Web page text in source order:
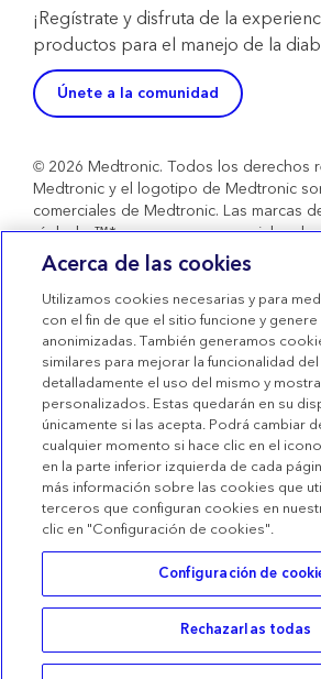
¡Regístrate y disfruta de la
productos para el manejo de la
Únete a la comunidad
© 2026 Medtronic. Todos los derechos
Medtronic y el logotipo de Medtronic
comerciales de Medtronic. Las marcas
símbolo ™* son marcas comerciales de
propietarios. Todas las demás marcas
comerciales de una compañía de
sanitarios con marcado CE conformes
1591/2009.
Condiciones de uso
Términos de venta
Declaración de privacidad
Política de Cookies
Configuración de las Cookies
Acerca de las cookies
Utilizamos cookies necesarias y para
con el fin de que el sitio funcione y
anonimizadas. También generamos
similares para mejorar la funcionalidad
detalladamente el uso del mismo y
personalizados. Estas quedarán en su
únicamente si las acepta. Podrá cambiar
cualquier momento si hace clic en el
en la parte inferior izquierda de cada
más información sobre las cookies que
terceros que configuran cookies en
clic en "Configuración de cookies".
Configuración de
Rechazarlas todas